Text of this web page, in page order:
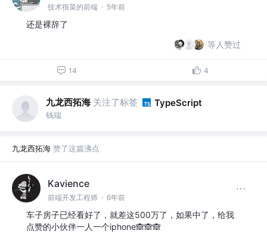
技术很菜的前端 · 5年前
还是裸辞了
等人赞过
14 4
九龙西拓海 关注了标签 TypeScript
钱端
九龙西拓海 赞了这篇沸点
Kavience
前端开发工程师 · 6年前
车子房子已经看好了，就差这500万了，如果中了，给我
点赞的小伙伴一人一个iphone🙈🙈🙈